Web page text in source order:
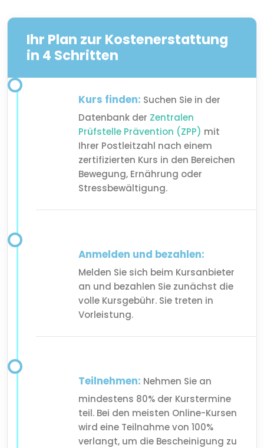
Ihr Plan zur Kostenerstattung
in 4 Schritten
Kurs finden: Suchen Sie in der
Datenbank der Zentralen
Prüfstelle Prävention (ZPP) mit
Ihrer Postleitzahl nach einem
zertifizierten Kurs in den Bereichen
Bewegung, Ernährung oder
Stressbewältigung.
Anmelden und bezahlen:
Melden Sie sich beim Kursanbieter
an und bezahlen Sie zunächst die
volle Kursgebühr. Sie treten in
Vorleistung.
Teilnehmen: Nehmen Sie an
mindestens 80% der Kurstermine
teil. Bei den meisten Online-Kursen
wird eine Teilnahme von 100%
verlangt, um die Bescheinigung zu